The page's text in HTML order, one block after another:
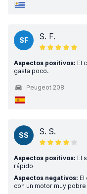
SF S. F.
Aspectos positivos: El
gasta poco.
Peugeot 208
SS S. S.
Aspectos positivos: El
rápido
Aspectos negativos:
con un motor muy